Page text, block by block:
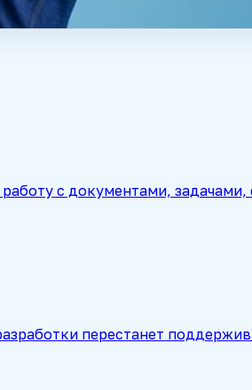
с документами, задачами,
перестанет